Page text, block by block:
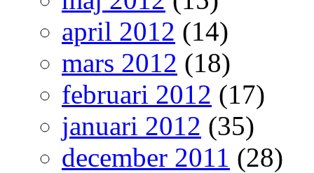
april 2012 (14)
mars 2012 (18)
februari 2012 (17)
januari 2012 (35)
december 2011 (28)